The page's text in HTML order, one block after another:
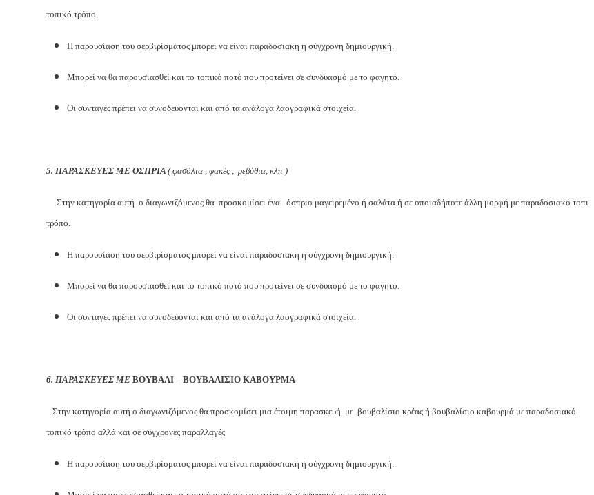
τοπικό τρόπο.
Η παρουσίαση του σερβιρίσματος μπορεί να είναι παραδοσιακή ή σύγχρονη δημιουργική.
Μπορεί να θα παρουσιασθεί και το τοπικό ποτό που προτείνει σε συνδυασμό με το φαγητό.
Οι συνταγές πρέπει να συνοδεύονται και από τα ανάλογα λαογραφικά στοιχεία.
5. ΠΑΡΑΣΚΕΥΕΣ ΜΕ ΟΣΠΡΙΑ ( φασόλια , φακές , ρεβύθια, κλπ )
Στην κατηγορία αυτή ο διαγωνιζόμενος θα προσκομίσει ένα όσπριο μαγειρεμένο ή σαλάτα ή σε οποιαδήποτε άλλη μορφή με παραδοσιακό τοπικό
τρόπο.
Η παρουσίαση του σερβιρίσματος μπορεί να είναι παραδοσιακή ή σύγχρονη δημιουργική.
Μπορεί να θα παρουσιασθεί και το τοπικό ποτό που προτείνει σε συνδυασμό με το φαγητό.
Οι συνταγές πρέπει να συνοδεύονται και από τα ανάλογα λαογραφικά στοιχεία.
6. ΠΑΡΑΣΚΕΥΕΣ ΜΕ ΒΟΥΒΑΛΙ – ΒΟΥΒΑΛΙΣΙΟ ΚΑΒΟΥΡΜΑ
Στην κατηγορία αυτή ο διαγωνιζόμενος θα προσκομίσει μια έτοιμη παρασκευή με βουβαλίσιο κρέας ή βουβαλίσιο καβουρμά με παραδοσιακό
τοπικό τρόπο αλλά και σε σύγχρονες παραλλαγές
Η παρουσίαση του σερβιρίσματος μπορεί να είναι παραδοσιακή ή σύγχρονη δημιουργική.